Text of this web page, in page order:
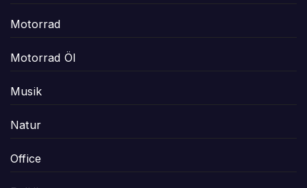
Motorrad
Motorrad Öl
Musik
Natur
Office